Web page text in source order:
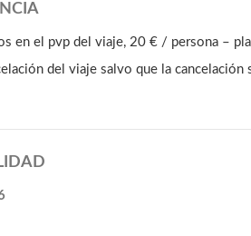
en el pvp del viaje, 20 € / persona –
del viaje salvo que la